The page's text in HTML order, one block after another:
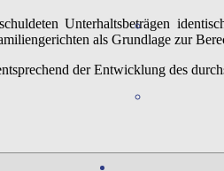
Unterhaltsbeträgen
als Grundlage zur
der Entwicklung des